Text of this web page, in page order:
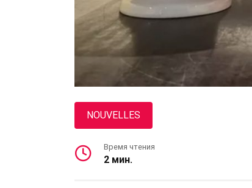
NOUVELLES
Время чтения
2 мин.